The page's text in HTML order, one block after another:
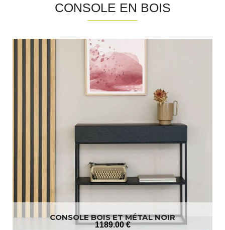
CONSOLE EN BOIS
CONSOLE BOIS ET MÉTAL NOIR
1189.00 €